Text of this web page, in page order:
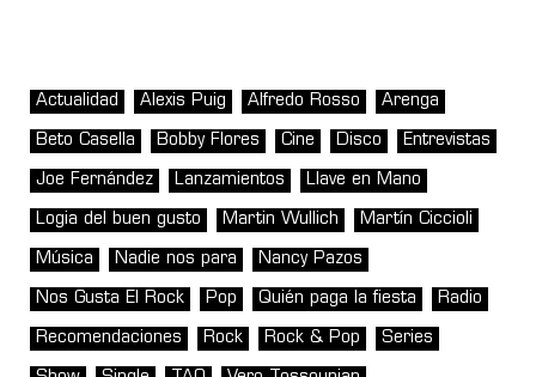
Actualidad Alexis Puig Alfredo Rosso Arenga
Beto Casella Bobby Flores Cine Disco Entrevistas
Joe Fernández Lanzamientos Llave en Mano
Logia del buen gusto Martin Wullich Martín Ciccioli
Música Nadie nos para Nancy Pazos
Nos Gusta El Rock Pop Quién paga la fiesta Radio
Recomendaciones Rock Rock & Pop Series